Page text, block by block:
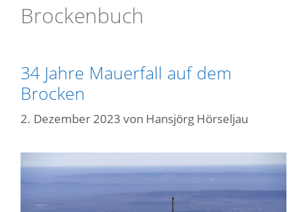
Brockenbuch
34 Jahre Mauerfall auf dem
Brocken
2. Dezember 2023 von Hansjörg Hörseljau